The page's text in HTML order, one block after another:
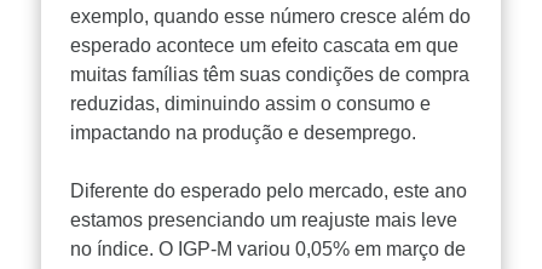
exemplo, quando esse número cresce além do
esperado acontece um efeito cascata em que
muitas famílias têm suas condições de compra
reduzidas, diminuindo assim o consumo e
impactando na produção e desemprego.
Diferente do esperado pelo mercado, este ano
estamos presenciando um reajuste mais leve
no índice. O IGP-M variou 0,05% em março de